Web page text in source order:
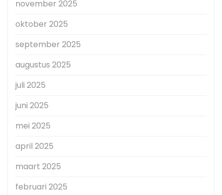
november 2025
oktober 2025
september 2025
augustus 2025
juli 2025
juni 2025
mei 2025
april 2025
maart 2025
februari 2025